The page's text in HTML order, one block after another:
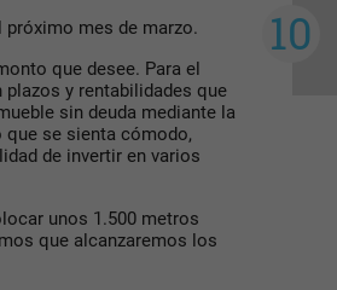
mes de marzo.
que desee. Para el
y rentabilidades que
sin deuda mediante la
se sienta cómodo,
de invertir en varios
unos 1.500 metros
que alcanzaremos los